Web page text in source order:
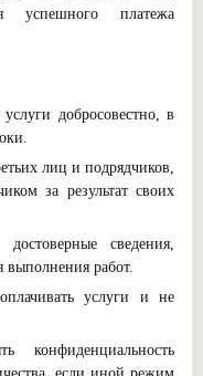
успешного платежа
добросовестно, в
лиц и подрядчиков,
за результат своих
сведения,
выполнения работ.
услуги и не
конфиденциальность